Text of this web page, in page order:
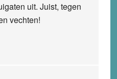
uit. Juist, tegen
vechten!